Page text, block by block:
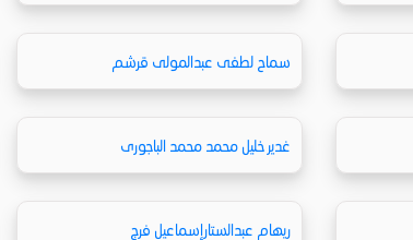
سماح لطفى عبدالمولى قرشم
غدير خليل محمد محمد الباجورى
ريهام عبدالستارإسماعيل فرج